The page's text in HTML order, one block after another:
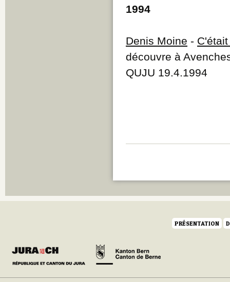
1994
Denis Moine -
découvre à
QUJU 19.4.1994
PRÉSENTATION